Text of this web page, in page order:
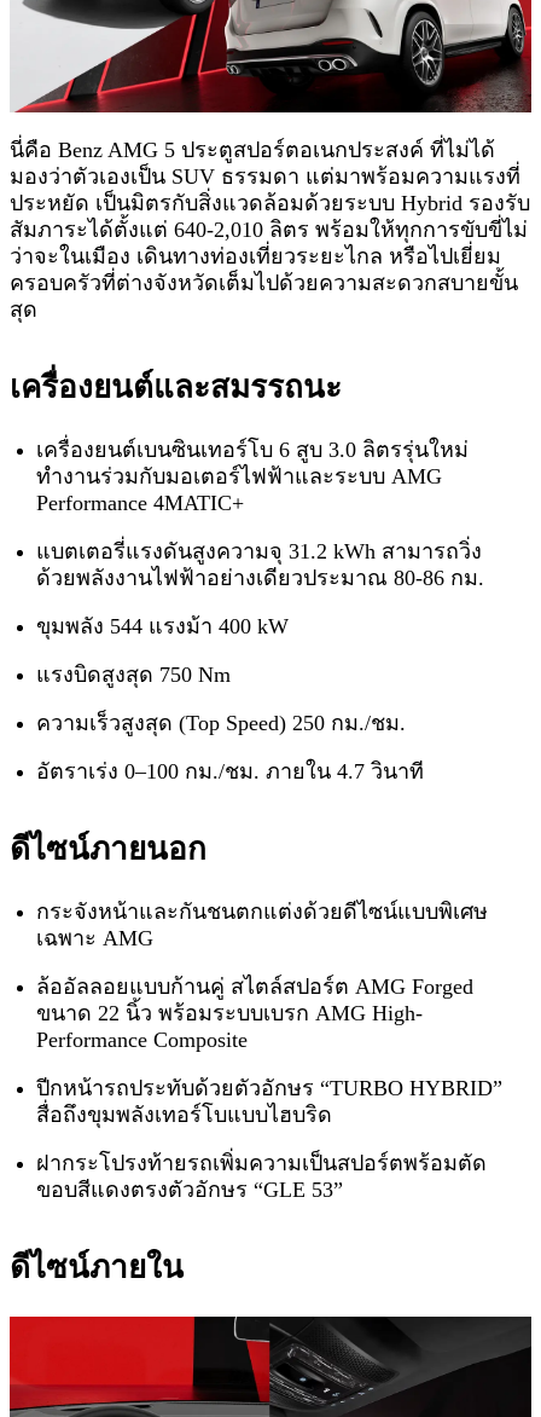
นี่คือ Benz AMG 5 ประตูสปอร์ตอเนกประสงค์ ที่ไม่ได้
มองว่าตัวเองเป็น SUV ธรรมดา แต่มาพร้อมความแรงที่
ประหยัด เป็นมิตรกับสิ่งแวดล้อมด้วยระบบ Hybrid รองรับ
สัมภาระได้ตั้งแต่ 640-2,010 ลิตร พร้อมให้ทุกการขับขี่ไม่
ว่าจะในเมือง เดินทางท่องเที่ยวระยะไกล หรือไปเยี่ยม
ครอบครัวที่ต่างจังหวัดเต็มไปด้วยความสะดวกสบายขั้น
สุด
เครื่องยนต์และสมรรถนะ
เครื่องยนต์เบนซินเทอร์โบ 6 สูบ 3.0 ลิตรรุ่นใหม่
ทำงานร่วมกับมอเตอร์ไฟฟ้าและระบบ AMG
Performance 4MATIC+
แบตเตอรี่แรงดันสูงความจุ 31.2 kWh สามารถวิ่ง
ด้วยพลังงานไฟฟ้าอย่างเดียวประมาณ 80-86 กม.
ขุมพลัง 544 แรงม้า 400 kW
แรงบิดสูงสุด 750 Nm
ความเร็วสูงสุด (Top Speed) 250 กม./ชม.
อัตราเร่ง 0–100 กม./ชม. ภายใน 4.7 วินาที
ดีไซน์ภายนอก
กระจังหน้าและกันชนตกแต่งด้วยดีไซน์แบบพิเศษ
เฉพาะ AMG
ล้ออัลลอยแบบก้านคู่ สไตล์สปอร์ต AMG Forged
ขนาด 22 นิ้ว พร้อมระบบเบรก AMG High-
Performance Composite
ปีกหน้ารถประทับด้วยตัวอักษร “TURBO HYBRID”
สื่อถึงขุมพลังเทอร์โบแบบไฮบริด
ฝากระโปรงท้ายรถเพิ่มความเป็นสปอร์ตพร้อมตัด
ขอบสีแดงตรงตัวอักษร “GLE 53”
ดีไซน์ภายใน